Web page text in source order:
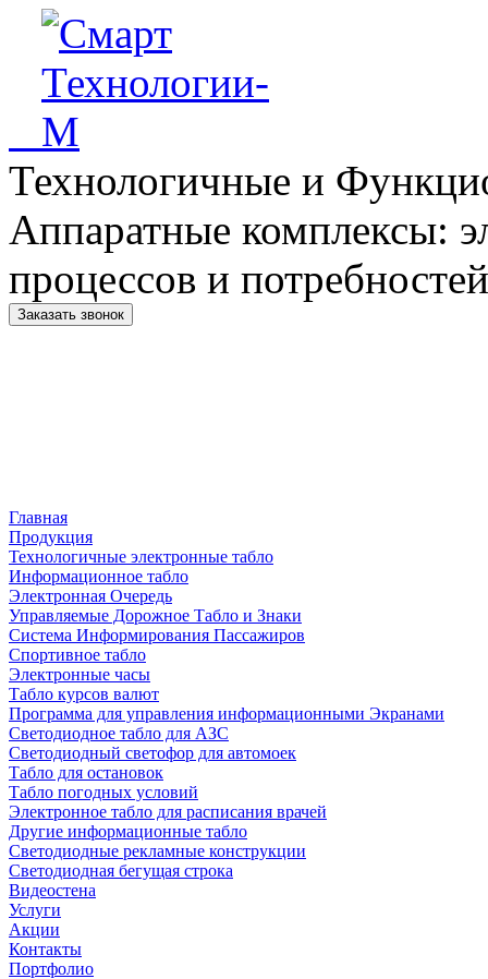
Технологичные и
Аппаратные комплексы:
процессов и
Заказать звонок
Главная
Продукция
Технологичные электронные табло
Информационное табло
Электронная Очередь
Управляемые Дорожное Табло и Знаки
Система Информирования Пассажиров
Спортивное табло
Электронные часы
Табло курсов валют
Программа для управления информационными Экранами
Светодиодное табло для АЗС
Светодиодный светофор для автомоек
Табло для остановок
Табло погодных условий
Электронное табло для расписания врачей
Другие информационные табло
Светодиодные рекламные конструкции
Светодиодная бегущая строка
Видеостена
Услуги
Акции
Контакты
Портфолио